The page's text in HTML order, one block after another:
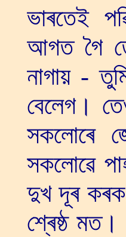
ভাৰতেই
আগত গৈ
নাগায় -
বেলেগ।
সকলোৰে
সকলোৱে
দুখ দূৰ
শ্ৰেষ্ঠ মত।